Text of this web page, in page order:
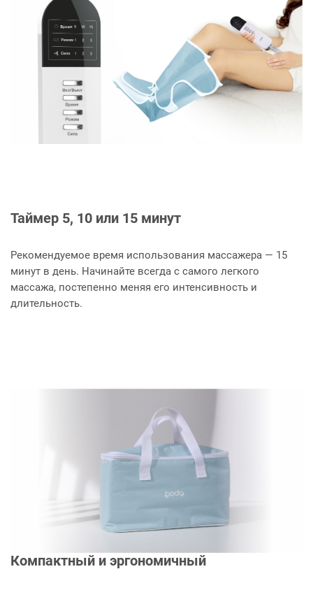
Таймер 5, 10 или 15 минут
Рекомендуемое время использования массажера — 15
минут в день. Начинайте всегда с самого легкого
массажа, постепенно меняя его интенсивность и
длительность.
Компактный и эргономичный